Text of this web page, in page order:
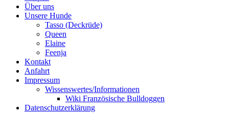
Über uns
Unsere Hunde
Tasso (Deckrüde)
Queen
Elaine
Feenja
Kontakt
Anfahrt
Impressum
Wissenswertes/Informationen
Wiki Französische Bulldoggen
Datenschutzerklärung